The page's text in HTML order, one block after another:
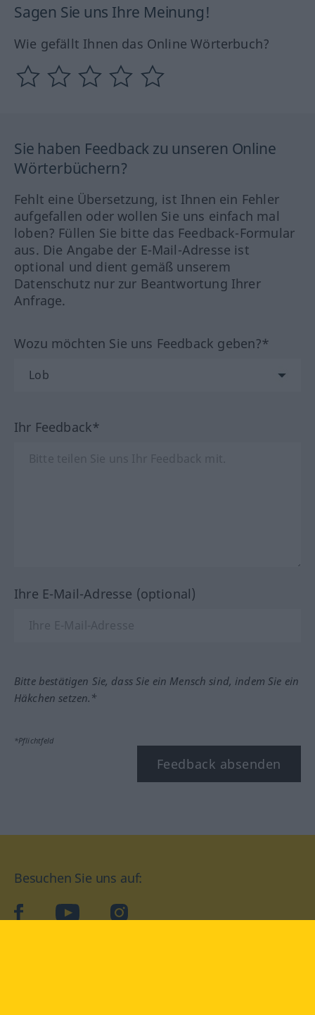
Sagen Sie uns Ihre Meinung!
Wie gefällt Ihnen das Online Wörterbuch?
Sie haben Feedback zu unseren Online
Wörterbüchern?
Fehlt eine Übersetzung, ist Ihnen ein Fehler
aufgefallen oder wollen Sie uns einfach mal
loben? Füllen Sie bitte das Feedback-Formular
aus. Die Angabe der E-Mail-Adresse ist
optional und dient gemäß unserem
Datenschutz nur zur Beantwortung Ihrer
Anfrage.
Wozu möchten Sie uns Feedback geben?*
Ihr Feedback*
Ihre E-Mail-Adresse (optional)
Bitte bestätigen Sie, dass Sie ein Mensch sind, indem Sie ein
Häkchen setzen.*
*Pflichtfeld
Feedback absenden
Besuchen Sie uns auf:
facebookYouTube Instagram